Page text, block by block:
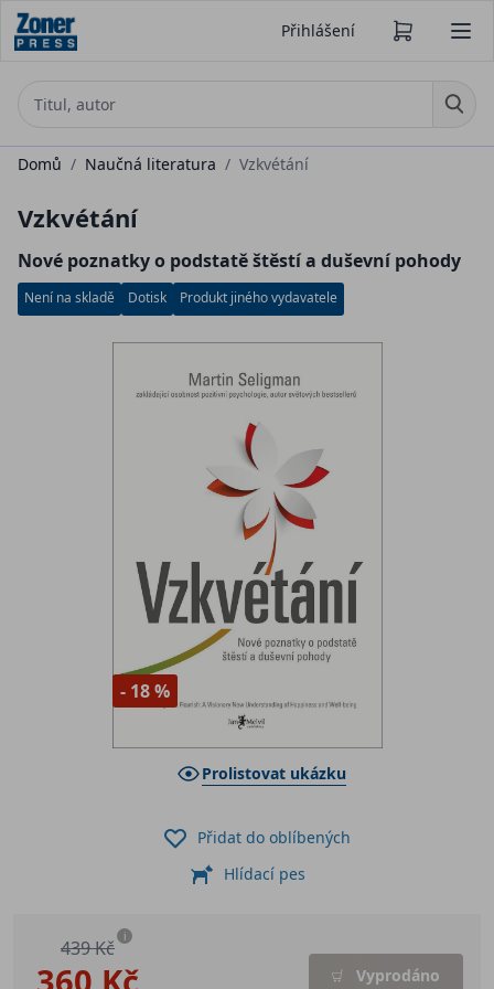
Přihlášení
Domů / Naučná literatura / Vzkvétání
Vzkvétání
Nové poznatky o podstatě štěstí a duševní pohody
Není na skladě Dotisk Produkt jiného vydavatele
- 18 %
Prolistovat ukázku
439 Kč i
Vyprodáno
Přidat do oblíbených
Hlídací pes